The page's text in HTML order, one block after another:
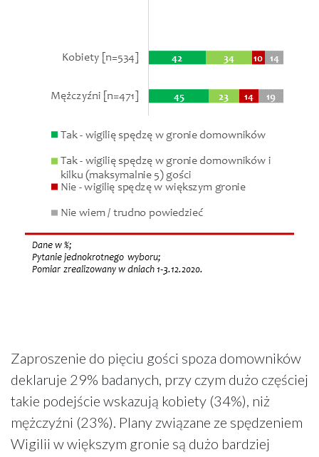
Zaproszenie do pięciu gości spoza domowników
deklaruje 29% badanych, przy czym dużo częściej
takie podejście wskazują kobiety (34%), niż
mężczyźni (23%). Plany związane ze spędzeniem
Wigilii w większym gronie są dużo bardziej